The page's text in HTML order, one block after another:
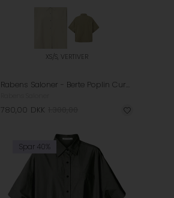
XS/S, VERTIVER
Rabens Saloner - Berte Poplin Curved Hem Skjorte - Vertiver
780,00 DKK
Spar 40%